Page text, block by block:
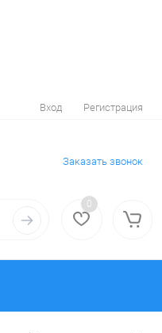
Вход Регистрация
Заказать звонок
0